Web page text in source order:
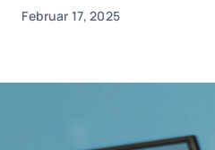
Februar 17, 2025